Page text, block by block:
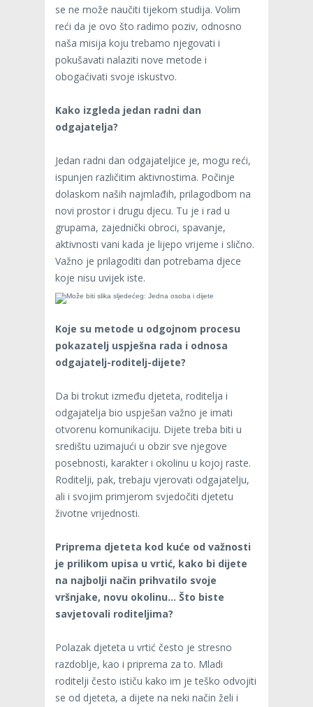
se ne može naučiti tijekom studija. Volim
reći da je ovo što radimo poziv, odnosno
naša misija koju trebamo njegovati i
pokušavati nalaziti nove metode i
obogaćivati svoje iskustvo.
Kako izgleda jedan radni dan
odgajatelja?
Jedan radni dan odgajateljice je, mogu reći,
ispunjen različitim aktivnostima. Počinje
dolaskom naših najmlađih, prilagodbom na
novi prostor i drugu djecu. Tu je i rad u
grupama, zajednički obroci, spavanje,
aktivnosti vani kada je lijepo vrijeme i slično.
Važno je prilagoditi dan potrebama djece
koje nisu uvijek iste.
Koje su metode u odgojnom procesu
pokazatelj uspješna rada i odnosa
odgajatelj-roditelj-dijete?
Da bi trokut između djeteta, roditelja i
odgajatelja bio uspješan važno je imati
otvorenu komunikaciju. Dijete treba biti u
središtu uzimajući u obzir sve njegove
posebnosti, karakter i okolinu u kojoj raste.
Roditelji, pak, trebaju vjerovati odgajatelju,
ali i svojim primjerom svjedočiti djetetu
životne vrijednosti.
Priprema djeteta kod kuće od važnosti
je prilikom upisa u vrtić, kako bi dijete
na najbolji način prihvatilo svoje
vršnjake, novu okolinu… Što biste
savjetovali roditeljima?
Polazak djeteta u vrtić često je stresno
razdoblje, kao i priprema za to. Mladi
roditelji često ističu kako im je teško odvojiti
se od djeteta, a dijete na neki način želi i